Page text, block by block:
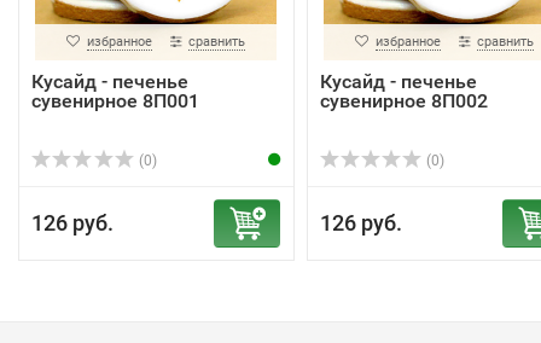
избранное сравнить
Кусайд - печенье
сувенирное 8П001
(0)
126 руб.
избранное сравнить
Кусайд - печенье
сувенирное 8П002
(0)
126 руб.